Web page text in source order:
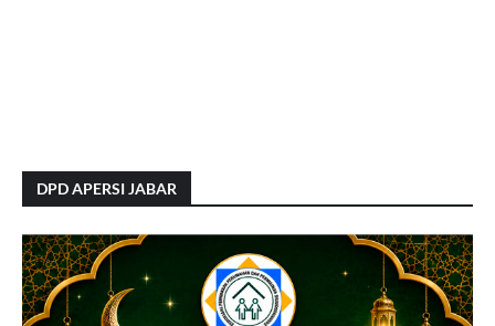
DPD APERSI JABAR